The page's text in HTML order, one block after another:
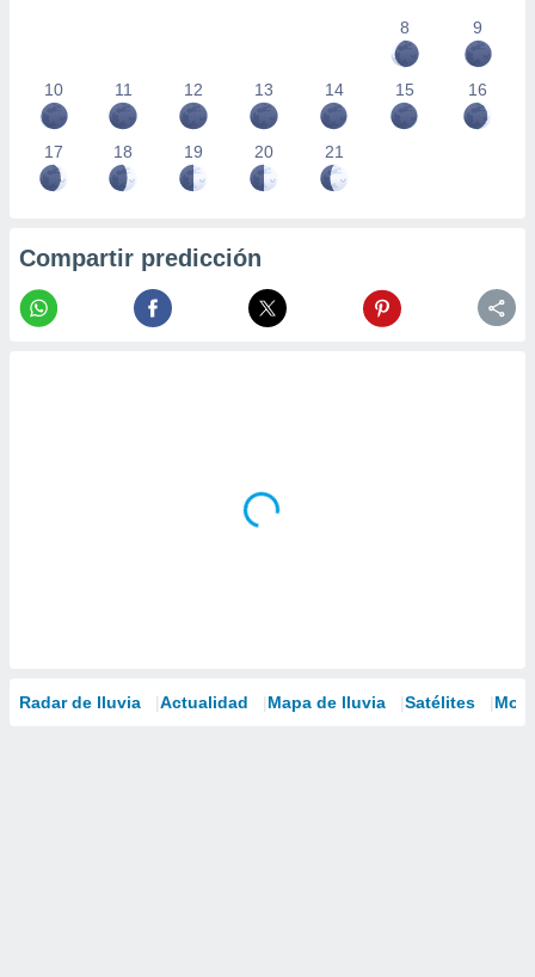
8
9
10 11 12 13 14 15 16
17 18 19 20 21
Compartir predicción
Radar de lluvia Actualidad Mapa de lluvia Satélites